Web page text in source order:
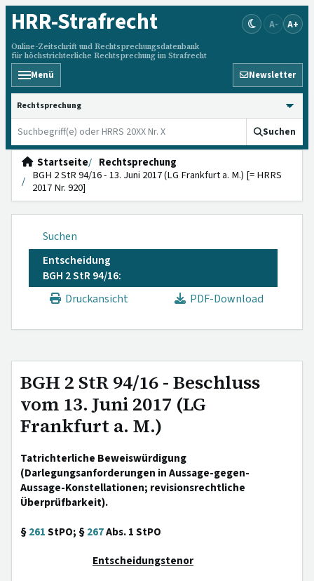
HRR-Strafrecht
Online-Zeitschrift und Rechtsprechungsdatenbank
für höchstrichterliche Rechtsprechung im Strafrecht
A- A+
Menü Newsletter
HRRS durchsuchen
Suchen
Startseite
Rechtsprechung
BGH 2 StR 94/16 - 13. Juni 2017 (LG Frankfurt a. M.) [= HRRS
2017 Nr. 920]
Suchen
Entscheidung
BGH 2 StR 94/16:
Druckansicht
PDF-Download
BGH 2 StR 94/16 - Beschluss
vom 13. Juni 2017 (LG
Frankfurt a. M.)
Tatrichterliche Beweiswürdigung
(Darlegungsanforderungen in Aussage-gegen-
Aussage-Konstellationen; revisionsrechtliche
Überprüfbarkeit).
§261StPO; §267Abs. 1 StPO
Entscheidungstenor